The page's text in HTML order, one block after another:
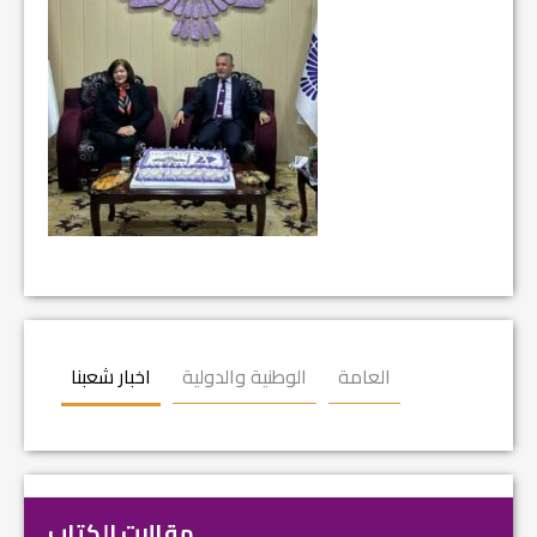
اخبار شعبنا الوطنية والدولية العامة